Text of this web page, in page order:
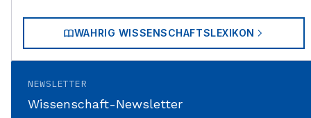
WAHRIG WISSENSCHAFTSLEXIKON
NEWSLETTER
Wissenschaft-Newsletter